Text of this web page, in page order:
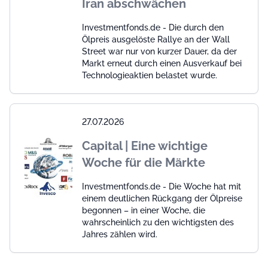
Iran abschwächen
Investmentfonds.de - Die durch den
Ölpreis ausgelöste Rallye an der Wall
Street war nur von kurzer Dauer, da der
Markt erneut durch einen Ausverkauf bei
Technologieaktien belastet wurde.
27.07.2026
Capital | Eine wichtige
Woche für die Märkte
Investmentfonds.de - Die Woche hat mit
einem deutlichen Rückgang der Ölpreise
begonnen – in einer Woche, die
wahrscheinlich zu den wichtigsten des
Jahres zählen wird.